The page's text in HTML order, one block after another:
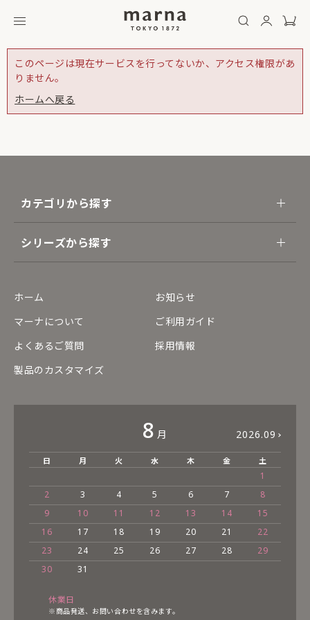
このページは現在サービスを行ってないか、アクセス権限があ
りません。
ホームへ戻る
カテゴリから探す
シリーズから探す
ホーム
お知らせ
マーナについて
ご利用ガイド
よくあるご質問
採用情報
製品のカスタマイズ
8 月 2026.09
日 月 火 水 木 金 土
1
2
3 4 5 6 7
8
9
10 11 12 13 14
15
16
17 18 19 20 21
22
23
24 25 26 27 28
29
30
31
休業日
※商品発送、お問い合わせを含みます。